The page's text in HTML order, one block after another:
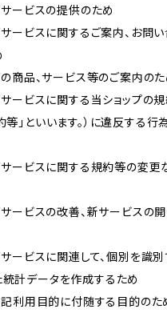
サービスの提供のため
サービスに関するご案内、お問
の商品、サービス等のご案内のた
サービスに関する当ショップの規
等」といいます。）に違反する行
サービスに関する規約等の変更
サービスの改善、新サービスの
サービスに関連して、個別を識
計データを作成するため
記利用目的に付随する目的のた